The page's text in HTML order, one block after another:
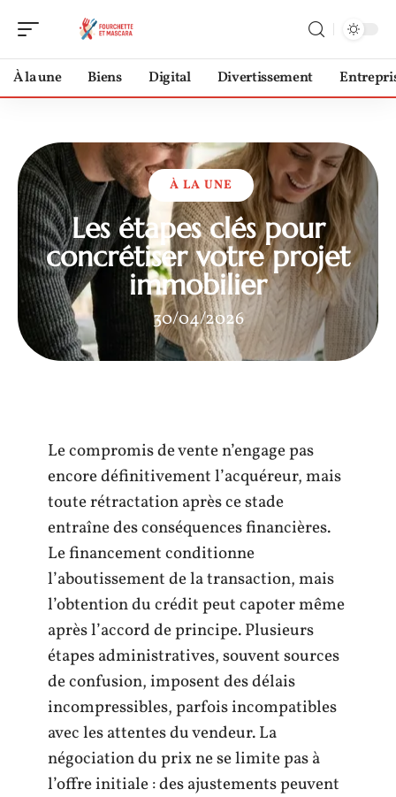
À la une Biens Digital Divertissement
À LA UNE
Les étapes clés pour
concrétiser votre projet
immobilier
30/04/2026
Le compromis de vente n’engage pas
encore définitivement l’acquéreur, mais
toute rétractation après ce stade
entraîne des conséquences financières.
Le financement conditionne
l’aboutissement de la transaction, mais
l’obtention du crédit peut capoter même
après l’accord de principe. Plusieurs
étapes administratives, souvent sources
de confusion, imposent des délais
incompressibles, parfois incompatibles
avec les attentes du vendeur. La
négociation du prix ne se limite pas à
l’offre initiale : des ajustements peuvent